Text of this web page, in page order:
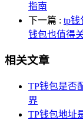
指南
下一篇 : tp钱
钱包也值得
相关文章
TP钱包是否
界
TP钱包地址